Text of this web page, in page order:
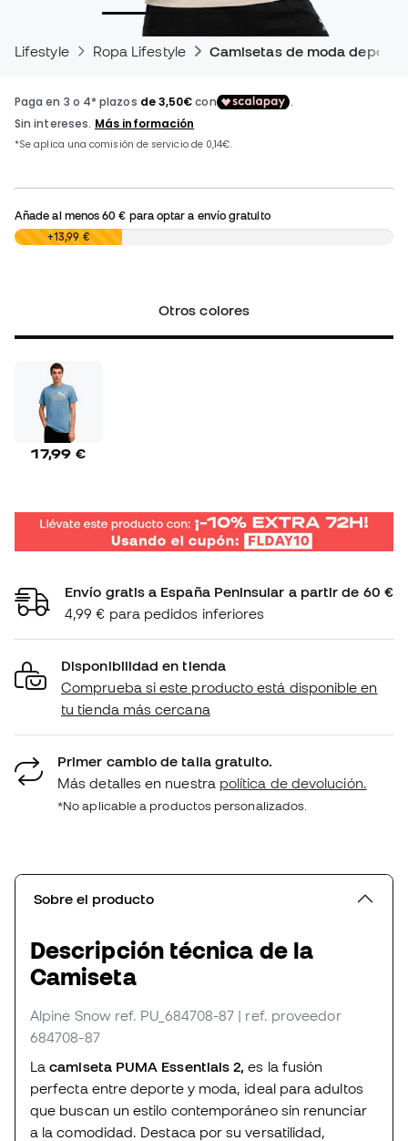
Lifestyle Ropa Lifestyle Camisetas de moda
Añade al menos60 € para optar a envío gratuito
0,00 €+13,99 €
Otros colores
17,99 €
Envío gratis a España Peninsular a partir de 60 €
4,99 € para pedidos inferiores
Disponibilidad en tienda
Comprueba si este producto está disponible en
tu tienda más cercana
Primer cambio de talla gratuito.
Más detalles en nuestra política de devolución.
*No aplicable a productos personalizados.
Sobre el producto
Descripción técnica de la
Camiseta
Alpine Snow ref. PU_684708-87 | ref. proveedor
684708-87
Lacamiseta PUMA Essentials 2, es la fusión
perfecta entre deporte y moda, ideal para adultos
que buscan un estilo contemporáneo sin renunciar
a la comodidad. Destaca por su versatilidad,